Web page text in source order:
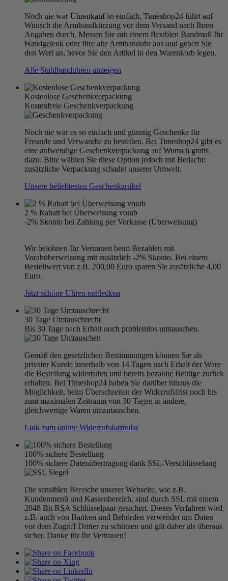
Noch nie war Uhrenkauf so einfach, Timeshop24 führt auf
Wunsch die Armbandkürzung vor dem Versand nach Ihren
Angaben durch. Messen Sie mit einem flexiblen Bandmaß Ihr
Handgelenk oder Ihre alte Armbanduhr aus und geben Sie
den Wert an, bevor Sie den Artikel in den Warenkorb legen.
Alle Stahlbanduhren anzeigen
Kostenlose Geschenkverpackung
Kostenfreie Geschenkverpackung
Noch nie war es so einfach und günstig Geschenke für
Freunde und Verwandte zu bestellen. Bei Timeshop24 gibt es
eine aufwendige Geschenkverpackung auf Wunsch gratis
dazu. Bitte wählen Sie diese Option jedoch mit Bedacht:
zusätzliche Verpackung schadet unserer Umwelt.
Unsere beliebtesten Geschenkartikel
2 % Rabatt bei Überweisung vorab
-2% Skonto bei Zahlung per Vorkasse (Überweisung)
Wir belohnen Ihr Vertrauen beim Bezahlen mit
Vorabüberweisung mit zusätzlich -2% Skonto. Bei einem
Bestellwert von z.B. 200,00 Euro sparen Sie zusätzliche 4,00
Euro.
Jetzt schöne Uhren entdecken
30 Tage Umtauschrecht
Bis 30 Tage nach Erhalt noch problemlos umtauschen.
Gemäß den gesetzlichen Bestimmungen können Sie als
privater Kunde innerhalb von 14 Tagen nach Erhalt der Ware
die Bestellung widerrufen und bereits bezahlte Beträge zurück
erhalten. Bei Timeshop24 haben Sie darüber hinaus die
Möglichkeit, beim Überschreiten der Widerrufsfrist noch bis
zum maximalen Zeitraum von 30 Tagen in andere,
gleichwertige Waren umzutauschen.
Link zum online Widerrufsformular
100% sichere Bestellung
100% sichere Datenübertragung dank SSL-Verschlüsselung
Die sensiblen Bereiche unserer Webseite, wie z.B.
Kundenmenü und Kassenbereich, sind durch SSL mit einem
2048 Bit RSA Schlüsselpaar gesichert. Dieses Verfahren wird
z.B. auch von Banken und Behörden verwendet um Daten
vor dem Zugriff Dritter zu schützen und gilt daher als überaus
sicher. Danke für Ihr Vertrauen!